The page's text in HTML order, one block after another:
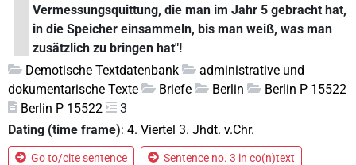
Vermessungsquittung, die man im Jahr 5 gebracht hat,
in die Speicher einsammeln, bis man weiß, was man
zusätzlich zu bringen hat"!
Demotische Textdatenbank
administrative und
dokumentarische Texte
Briefe Berlin
Berlin P 15522
Berlin P 15522
3
Dating (time frame): 4. Viertel 3. Jhdt. v.Chr.
Go to/cite sentence Sentence no. 3 in co(n)text